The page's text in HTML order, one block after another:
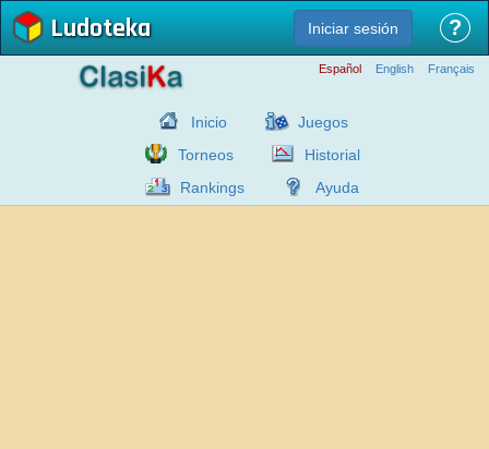
Ludoteka Iniciar sesión ?
Español English Français
Inicio
Juegos
Torneos
Historial
Rankings
Ayuda